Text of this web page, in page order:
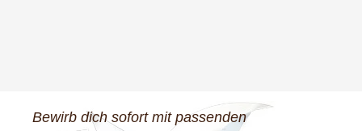
Bewirb dich sofort mit passenden